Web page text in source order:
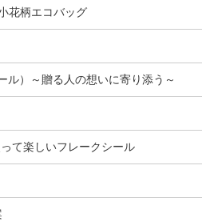
花柄エコバッグ
ル）～贈る人の想いに寄り添う～
て楽しいフレークシール